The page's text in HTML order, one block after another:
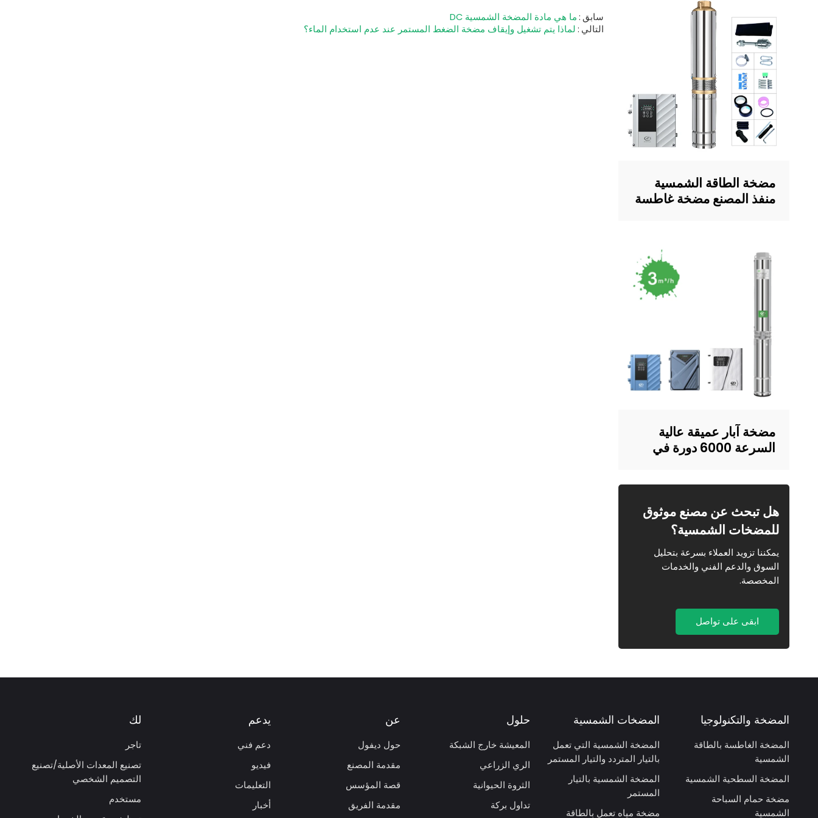
سابق ما هي مادة المضخة الشمسية DC
التالي لماذا يتم تشغيل وإيقاف مضخة الضغط المستمر عند عدم استخدام الماء؟
مضخة الطاقة الشمسية
منفذ المصنع مضخة غاطسة
الشمسية للري
مضخة آبار عميقة عالية
السرعة 6000 دورة في
التجار
هل تبحث عن مصنع موثوق
للمضخات الشمسية؟
يمكننا تزويد العملاء بسرعة بتحليل
السوق والدعم الفني والخدمات
المخصصة.
ابقى على تواصل
المضخة والتكنولوجيا
المضخة الغاطسة بالطاقة
الشمسية
المضخة السطحية الشمسية
مضخة حمام السباحة
الشمسية
المضخات الشمسية
المضخة الشمسية التي تعمل
بالتيار المتردد والتيار المستمر
المضخة الشمسية بالتيار
المستمر
مضخة مياه تعمل بالطاقة
حلول
المعيشة خارج الشبكة
الري الزراعي
الثروة الحيوانية
تداول بركة
عن
حول ديفول
مقدمة المصنع
قصة المؤسس
مقدمة الفريق
يدعم
دعم فني
فيديو
التعليمات
أخبار
لك
تاجر
تصنيع المعدات الأصلية/تصنيع
التصميم الشخصي
مستخدم